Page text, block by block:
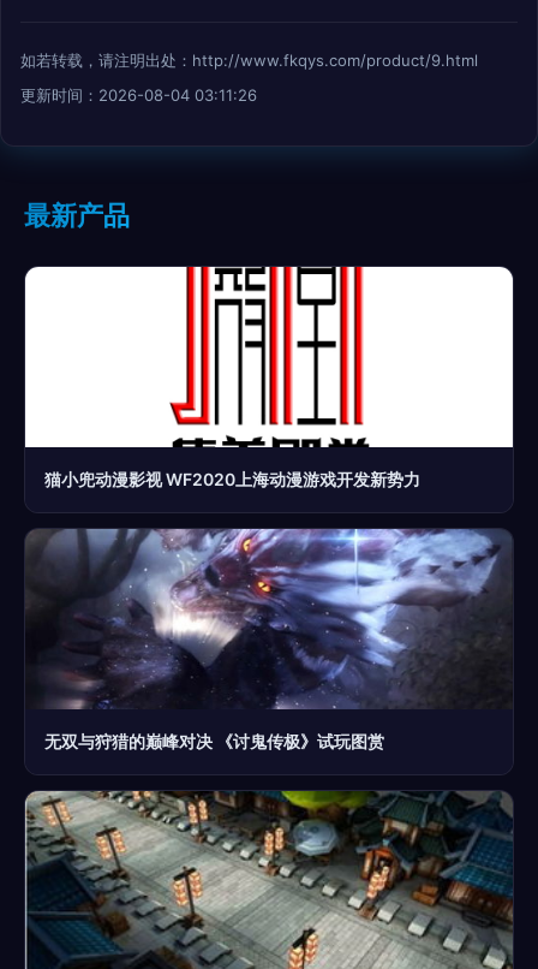
如若转载，请注明出处：http://www.fkqys.com/product/9.html
更新时间：2026-08-04 03:11:26
最新产品
猫小兜动漫影视 WF2020上海动漫游戏开发新势力
无双与狩猎的巅峰对决 《讨鬼传极》试玩图赏